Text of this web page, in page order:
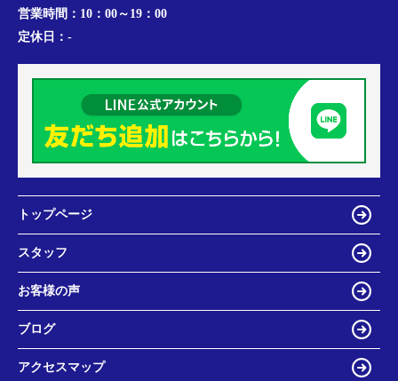
営業時間： 10：00～19：00
定休日： -
トップページ
スタッフ
お客様の声
ブログ
アクセスマップ